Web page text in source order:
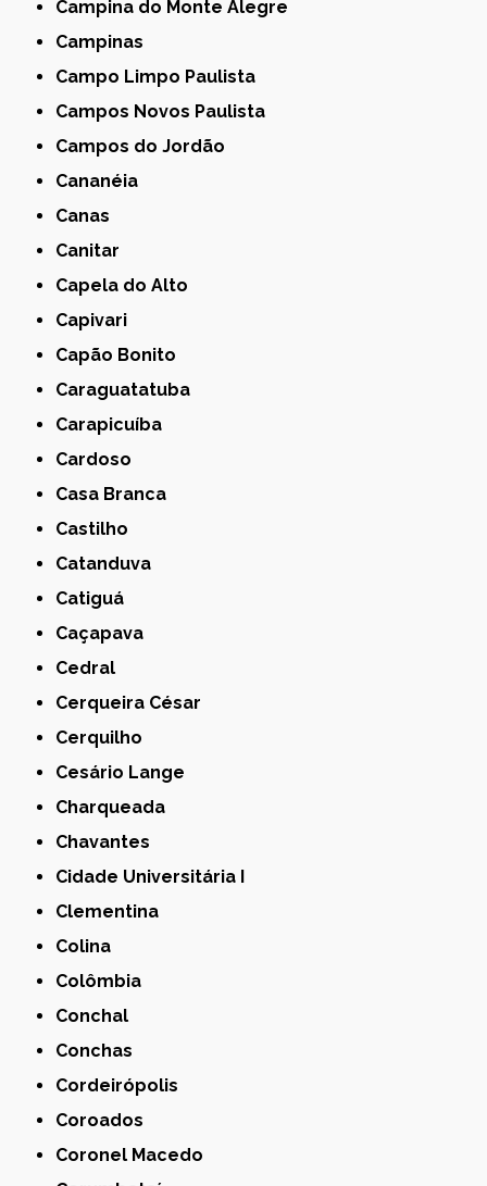
Campina do Monte Alegre
Campinas
Campo Limpo Paulista
Campos Novos Paulista
Campos do Jordão
Cananéia
Canas
Canitar
Capela do Alto
Capivari
Capão Bonito
Caraguatatuba
Carapicuíba
Cardoso
Casa Branca
Castilho
Catanduva
Catiguá
Caçapava
Cedral
Cerqueira César
Cerquilho
Cesário Lange
Charqueada
Chavantes
Cidade Universitária I
Clementina
Colina
Colômbia
Conchal
Conchas
Cordeirópolis
Coroados
Coronel Macedo